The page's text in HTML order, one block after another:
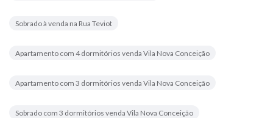
Sobrado à venda na Rua Teviot
Apartamento com 4 dormitórios venda Vila Nova Conceição
Apartamento com 3 dormitórios venda Vila Nova Conceição
Sobrado com 3 dormitórios venda Vila Nova Conceição